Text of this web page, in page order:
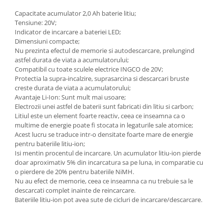
Capacitate acumulator 2,0 Ah baterie litiu;
Tensiune: 20V;
Indicator de incarcare a bateriei LED;
Dimensiuni compacte;
Nu prezinta efectul de memorie si autodescarcare, prelungind
astfel durata de viata a acumulatorului;
Compatibil cu toate sculele electrice INGCO de 20V;
Protectia la supra-incalzire, suprasarcina si descarcari bruste
creste durata de viata a acumulatorului;
Avantaje Li-Ion: Sunt mult mai usoare;
Electrozii unei astfel de baterii sunt fabricati din litiu si carbon;
Litiul este un element foarte reactiv, ceea ce inseamna ca o
multime de energie poate fi stocata in legaturile sale atomice;
Acest lucru se traduce intr-o densitate foarte mare de energie
pentru bateriile litiu-ion;
Isi mentin procentul de incarcare. Un acumulator litiu-ion pierde
doar aproximativ 5% din incarcatura sa pe luna, in comparatie cu
o pierdere de 20% pentru bateriile NiMH.
Nu au efect de memorie, ceea ce inseamna ca nu trebuie sa le
descarcati complet inainte de reincarcare.
​​​​​​​Bateriile litiu-ion pot avea sute de cicluri de incarcare/descarcare.